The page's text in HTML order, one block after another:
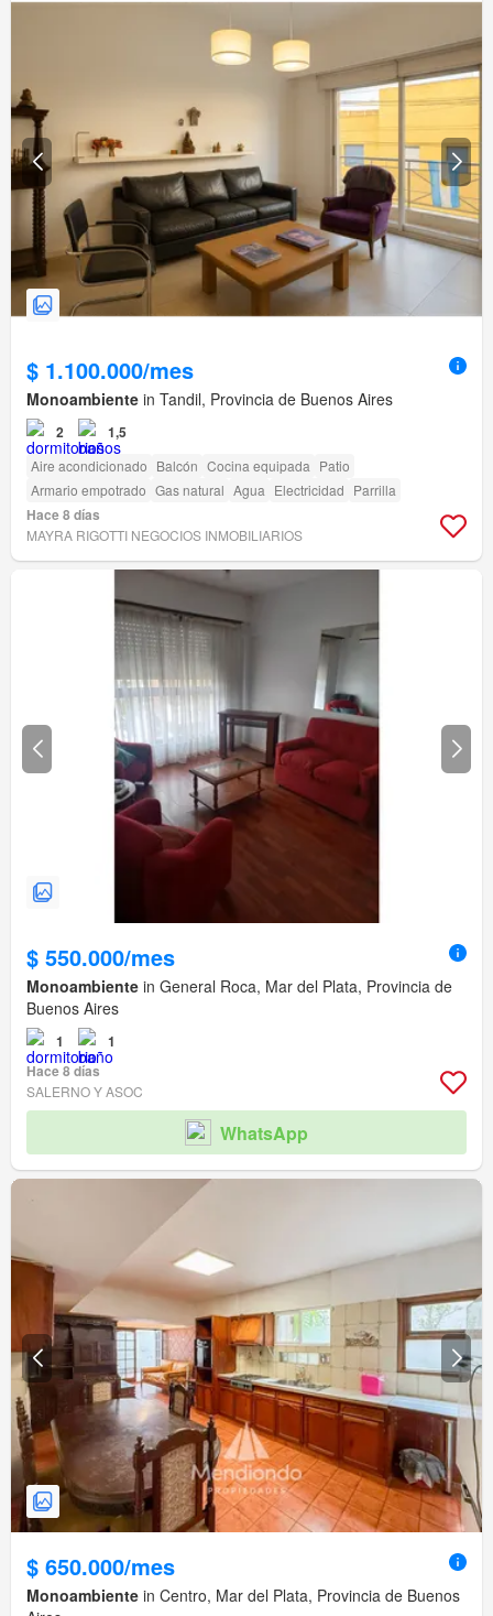
$ 1.100.000/mes
Monoambiente in Tandil, Provincia de Buenos Aires
2 1,5
Aire acondicionado Balcón Cocina equipada Patio
Armario empotrado Gas natural Agua Electricidad Parrilla
Hace 8 días
MAYRA RIGOTTI NEGOCIOS INMOBILIARIOS
$ 550.000/mes
Monoambiente in General Roca, Mar del Plata, Provincia de
Buenos Aires
1
1
Hace 8 días
SALERNO Y ASOC
WhatsApp
$ 650.000/mes
Monoambiente in Centro, Mar del Plata, Provincia de Buenos